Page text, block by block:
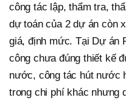
công tác lập, thẩm tra,
dự toán của 2 dự án còn
giá, định mức. Tại Dự án
công chưa đúng thiết kế
nước, công tác hút nước
trong chi phí khác nhưng